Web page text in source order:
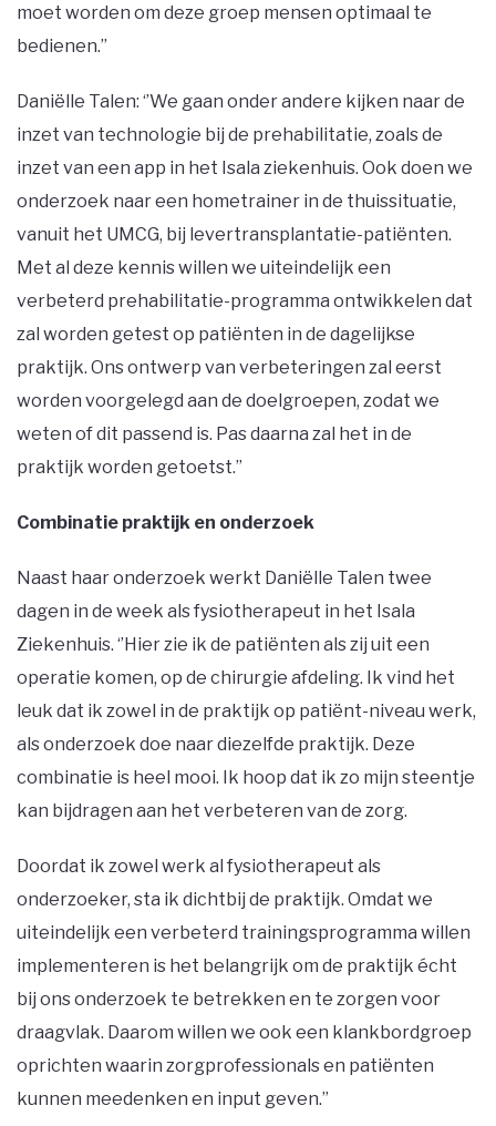
moet worden om deze groep mensen optimaal te
bedienen.’’
Daniëlle Talen: ‘’We gaan onder andere kijken naar de
inzet van technologie bij de prehabilitatie, zoals de
inzet van een app in het Isala ziekenhuis. Ook doen we
onderzoek naar een hometrainer in de thuissituatie,
vanuit het UMCG, bij levertransplantatie-patiënten.
Met al deze kennis willen we uiteindelijk een
verbeterd prehabilitatie-programma ontwikkelen dat
zal worden getest op patiënten in de dagelijkse
praktijk. Ons ontwerp van verbeteringen zal eerst
worden voorgelegd aan de doelgroepen, zodat we
weten of dit passend is. Pas daarna zal het in de
praktijk worden getoetst.’’
Combinatie praktijk en onderzoek
Naast haar onderzoek werkt Daniëlle Talen twee
dagen in de week als fysiotherapeut in het Isala
Ziekenhuis. ‘’Hier zie ik de patiënten als zij uit een
operatie komen, op de chirurgie afdeling. Ik vind het
leuk dat ik zowel in de praktijk op patiënt-niveau werk,
als onderzoek doe naar diezelfde praktijk. Deze
combinatie is heel mooi. Ik hoop dat ik zo mijn steentje
kan bijdragen aan het verbeteren van de zorg.
Doordat ik zowel werk al fysiotherapeut als
onderzoeker, sta ik dichtbij de praktijk. Omdat we
uiteindelijk een verbeterd trainingsprogramma willen
implementeren is het belangrijk om de praktijk écht
bij ons onderzoek te betrekken en te zorgen voor
draagvlak. Daarom willen we ook een klankbordgroep
oprichten waarin zorgprofessionals en patiënten
kunnen meedenken en input geven.’’